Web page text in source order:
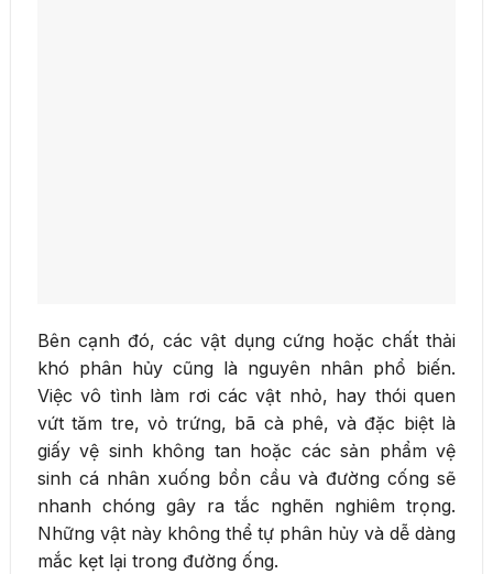
Bên cạnh đó, các vật dụng cứng hoặc chất thải
khó phân hủy cũng là nguyên nhân phổ biến.
Việc vô tình làm rơi các vật nhỏ, hay thói quen
vứt tăm tre, vỏ trứng, bã cà phê, và đặc biệt là
giấy vệ sinh không tan hoặc các sản phẩm vệ
sinh cá nhân xuống bồn cầu và đường cống sẽ
nhanh chóng gây ra tắc nghẽn nghiêm trọng.
Những vật này không thể tự phân hủy và dễ dàng
mắc kẹt lại trong đường ống.